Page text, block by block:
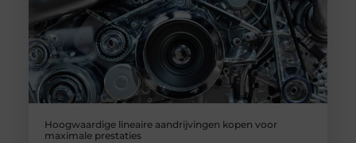
Hoogwaardige lineaire aandrijvingen kopen voor
maximale prestaties